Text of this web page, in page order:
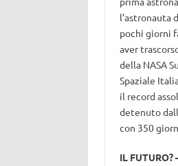
l’astronauta
pochi giorni
aver
della NASA
Spaziale
il record
detenuto
con 350
IL FUTURO?